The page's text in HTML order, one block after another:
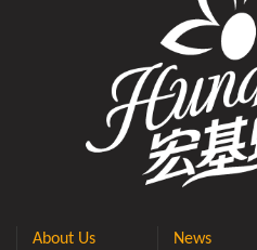
About Us News